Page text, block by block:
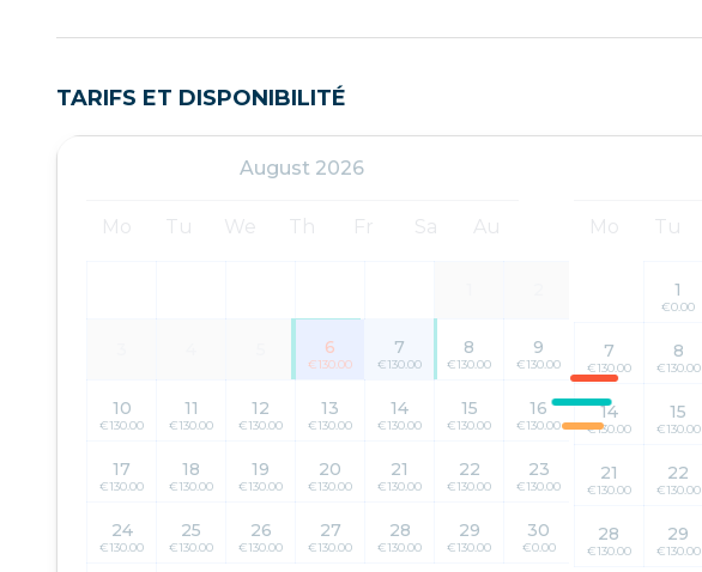
TARIFS ET DISPONIBILITÉ
August 2026
Mo Tu We Th Fr Sa Au
6
€130.00
7
€130.00
8
€130.00
9
€130.00
10
€130.00
11
€130.00
12
€130.00
13
€130.00
14
€130.00
15
€130.00
16
€130.00
17
€130.00
18
€130.00
19
€130.00
20
€130.00
21
€130.00
22
€130.00
23
€130.00
24
€130.00
25
€130.00
26
€130.00
27
€130.00
28
€130.00
29
€130.00
30
€0.00
Mo Tu
1
€0.00
7
€130.00
8
€130.00
14
€130.00
15
€130.00
21
€130.00
22
€130.00
28
€130.00
29
€130.00